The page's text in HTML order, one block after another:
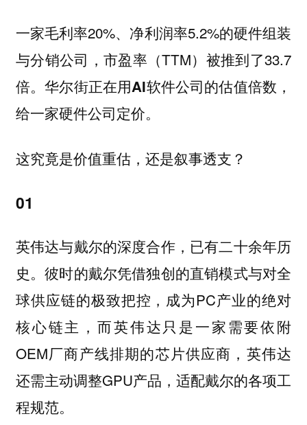
一家毛利率20%、净利润率5.2%的硬件组装
与分销公司，市盈率（TTM）被推到了33.7
倍。华尔街正在用AI软件公司的估值倍数，
给一家硬件公司定价。
这究竟是价值重估，还是叙事透支？
01
英伟达与戴尔的深度合作，已有二十余年历
史。彼时的戴尔凭借独创的直销模式与对全
球供应链的极致把控，成为PC产业的绝对
核心链主，而英伟达只是一家需要依附
OEM厂商产线排期的芯片供应商，英伟达
还需主动调整GPU产品，适配戴尔的各项工
程规范。